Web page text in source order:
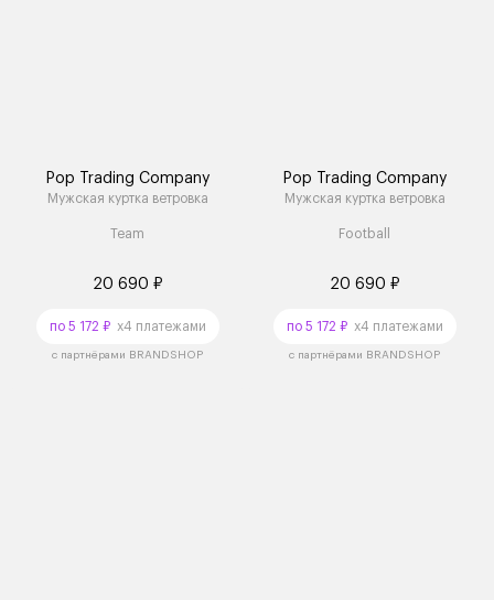
Pop Trading Company
Мужская куртка ветровка
Team
20 690 ₽
по 5 172 ₽x4 платежами
с партнёрами BRANDSHOP
Pop Trading Company
Мужская куртка ветровка
Football
20 690 ₽
по 5 172 ₽x4 платежами
с партнёрами BRANDSHOP